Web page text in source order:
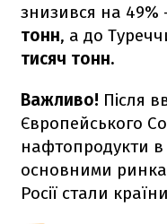
знизився на
тонн, а до
тисяч тонн.
Важливо! Після
Європейського
нафтопродукти в
основними
Росії стали